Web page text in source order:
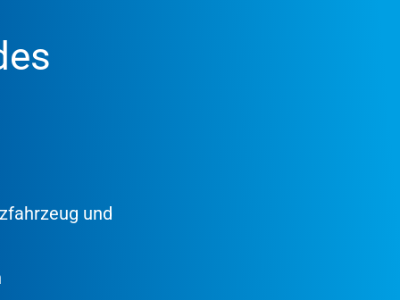
und